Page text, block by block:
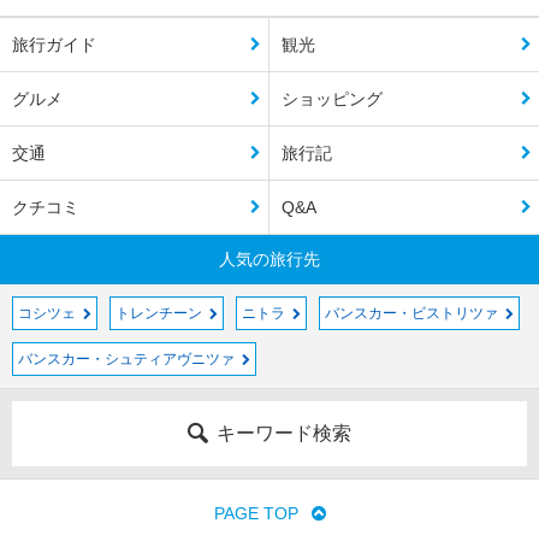
旅行ガイド 観光
グルメ ショッピング
交通 旅行記
クチコミ Q&A
人気の旅行先
コシツェ トレンチーン ニトラ バンスカー・ビストリツァ
バンスカー・シュティアヴニツァ
キーワード検索
PAGE TOP